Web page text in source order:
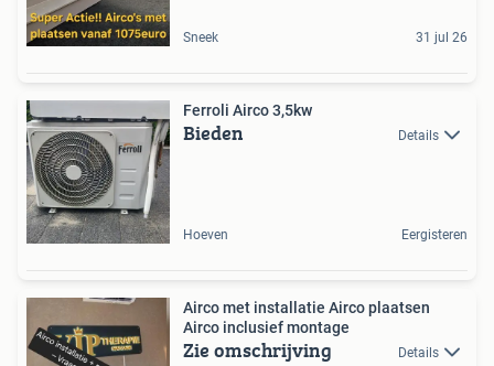
Sneek 31 jul 26
Ferroli Airco 3,5kw
Bieden Details
Hoeven Eergisteren
Airco met installatie Airco plaatsen
Airco inclusief montage
Zie omschrijving Details